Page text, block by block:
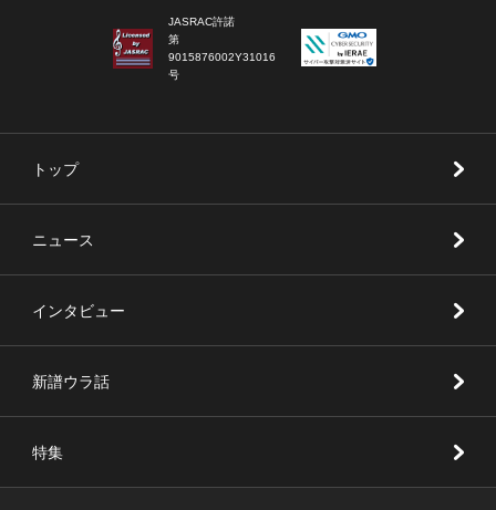
JASRAC許諾
第
9015876002Y31016
号
トップ
ニュース
インタビュー
新譜ウラ話
特集